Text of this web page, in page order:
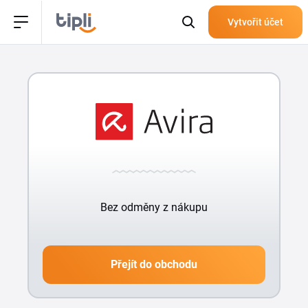
Vytvořit účet
Bez odměny z nákupu
Přejít do obchodu